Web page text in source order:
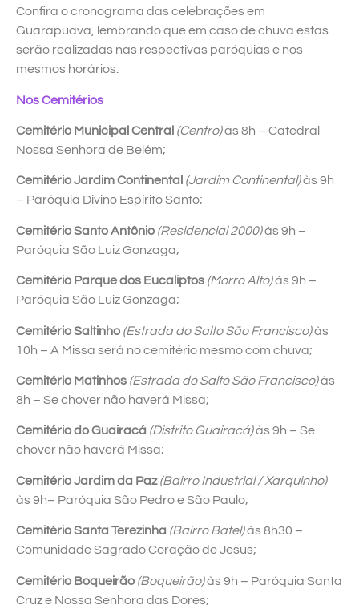
Confira o cronograma das celebrações em
Guarapuava, lembrando que em caso de chuva estas
serão realizadas nas respectivas paróquias e nos
mesmos horários:
Nos Cemitérios
Cemitério Municipal Central (Centro)às 8h – Catedral
Nossa Senhora de Belém;
Cemitério Jardim Continental (Jardim Continental)às 9h
– Paróquia Divino Espírito Santo;
Cemitério Santo Antônio (Residencial 2000)às 9h –
Paróquia São Luiz Gonzaga;
Cemitério Parque dos Eucaliptos (Morro Alto)às 9h –
Paróquia São Luiz Gonzaga;
Cemitério Saltinho (Estrada do Salto São Francisco)às
10h – A Missa será no cemitério mesmo com chuva;
Cemitério Matinhos (Estrada do Salto São Francisco)às
8h – Se chover não haverá Missa;
Cemitério do Guairacá (Distrito Guairacá)às 9h – Se
chover não haverá Missa;
Cemitério Jardim da Paz (Bairro Industrial / Xarquinho)
às 9h– Paróquia São Pedro e São Paulo;
Cemitério Santa Terezinha (Bairro Batel)às 8h30 –
Comunidade Sagrado Coração de Jesus;
Cemitério Boqueirão (Boqueirão)às 9h – Paróquia Santa
Cruz e Nossa Senhora das Dores;